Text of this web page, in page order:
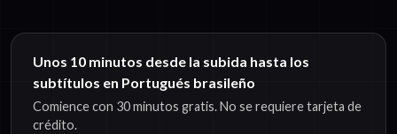
Unos 10 minutos desde la subida hasta los
subtítulos en Portugués brasileño
Comience con 30 minutos gratis. No se requiere tarjeta de
crédito.